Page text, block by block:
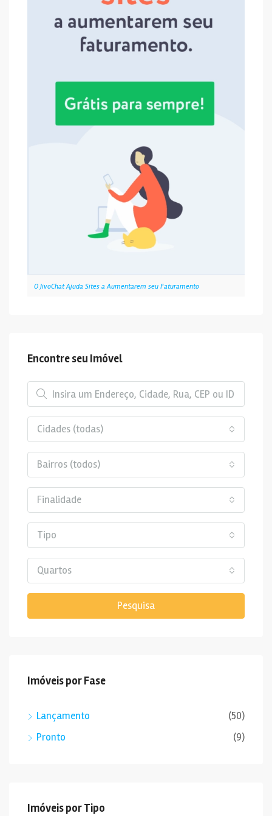
O JivoChat Ajuda Sites a Aumentarem seu Faturamento
Encontre seu Imóvel
Cidades (todas)
Bairros (todos)
Finalidade
Tipo
Quartos
Pesquisa
Imóveis por Fase
Lançamento
(50)
Pronto
(9)
Imóveis por Tipo